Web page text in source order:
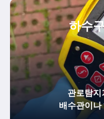
하수
관로탐
배수관이